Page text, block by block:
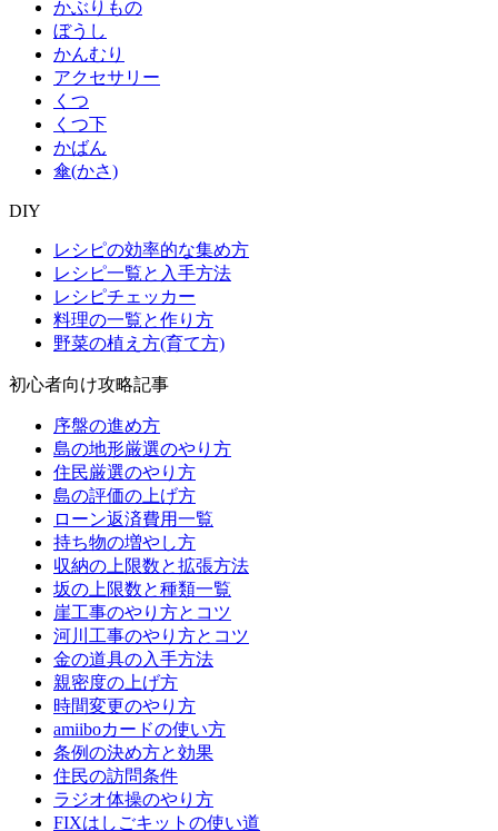
かぶりもの
ぼうし
かんむり
アクセサリー
くつ
くつ下
かばん
傘(かさ)
DIY
レシピの効率的な集め方
レシピ一覧と入手方法
レシピチェッカー
料理の一覧と作り方
野菜の植え方(育て方)
初心者向け攻略記事
序盤の進め方
島の地形厳選のやり方
住民厳選のやり方
島の評価の上げ方
ローン返済費用一覧
持ち物の増やし方
収納の上限数と拡張方法
坂の上限数と種類一覧
崖工事のやり方とコツ
河川工事のやり方とコツ
金の道具の入手方法
親密度の上げ方
時間変更のやり方
amiiboカードの使い方
条例の決め方と効果
住民の訪問条件
ラジオ体操のやり方
FIXはしごキットの使い道